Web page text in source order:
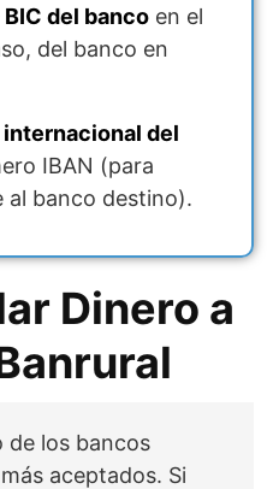
del banco en el
del banco en
del
IBAN (para
al banco destino).
Dinero a
de los bancos
aceptados. Si